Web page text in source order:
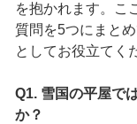
を抱かれます。こ
質問を5つにまと
としてお役立てく
Q1. 雪国の平屋で
か？